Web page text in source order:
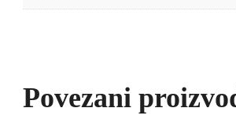
Povezani